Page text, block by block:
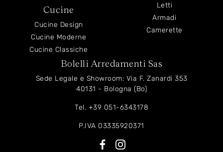
Cucine
Cucine Design
Cucine Moderne
Cucine Classiche
Letti
Armadi
Camerette
Bolelli Arredamenti Sas
Sede Legale e Showroom: Via F. Zanardi 353
40131 - Bologna (Bo)
Tel. +39 051-6343178
P.IVA 03335920371